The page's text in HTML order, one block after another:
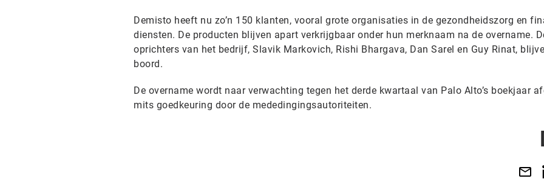
Demisto heeft nu zo’n 150 klanten, vooral grote organisaties in de gezondheidszorg en
diensten. De producten blijven apart verkrijgbaar onder hun merknaam na de overname.
oprichters van het bedrijf, Slavik Markovich, Rishi Bhargava, Dan Sarel en Guy Rinat,
boord.
De overname wordt naar verwachting tegen het derde kwartaal van Palo Alto’s boekjaar
mits goedkeuring door de mededingingsautoriteiten.